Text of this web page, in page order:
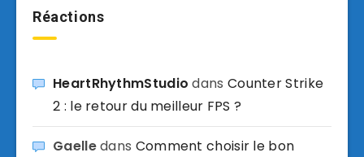
Réactions
HeartRhythmStudio dans Counter Strike
2 : le retour du meilleur FPS ?
Gaelledans Comment choisir le bon